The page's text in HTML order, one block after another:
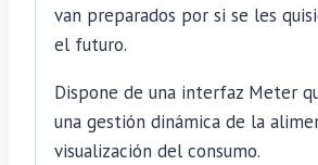
van preparados por si se les
el futuro.
Dispone de una interfaz Meter
una gestión dinámica de la
visualización del consumo.